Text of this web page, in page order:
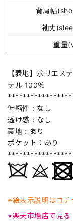
背肩幅
袖丈
重量
【表地】ポリエス
テル 100％
伸縮性：なし
透け感：なし
裏地：あり
ポケット：あり
※絵表示説明はコチ
※楽天市場店で見る